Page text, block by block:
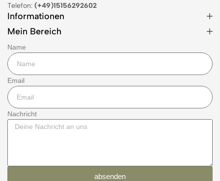
Telefon: (+49)15156292602
Informationen
Mein Bereich
Name
Email
Nachricht
absenden